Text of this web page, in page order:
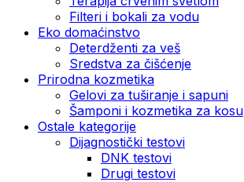
Filteri i bokali za vodu
Eko domaćinstvo
Deterdženti za veš
Sredstva za čišćenje
Prirodna kozmetika
Gelovi za tuširanje i sapuni
Šamponi i kozmetika za kosu
Ostale kategorije
Dijagnostički testovi
DNK testovi
Drugi testovi